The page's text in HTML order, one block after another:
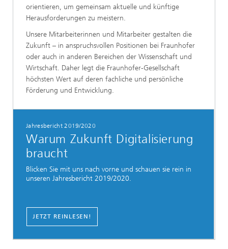
orientieren, um gemeinsam aktuelle und künftige
Herausforderungen zu meistern.
Unsere Mitarbeiterinnen und Mitarbeiter gestalten die
Zukunft – in anspruchsvollen Positionen bei Fraunhofer
oder auch in anderen Bereichen der Wissenschaft und
Wirtschaft. Daher legt die Fraunhofer-Gesellschaft
höchsten Wert auf deren fachliche und persönliche
Förderung und Entwicklung.
Jahresbericht 2019/2020
Warum Zukunft Digitalisierung
braucht
Blicken Sie mit uns nach vorne und schauen sie rein in
unseren Jahresbericht 2019/2020.
JETZT REINLESEN!